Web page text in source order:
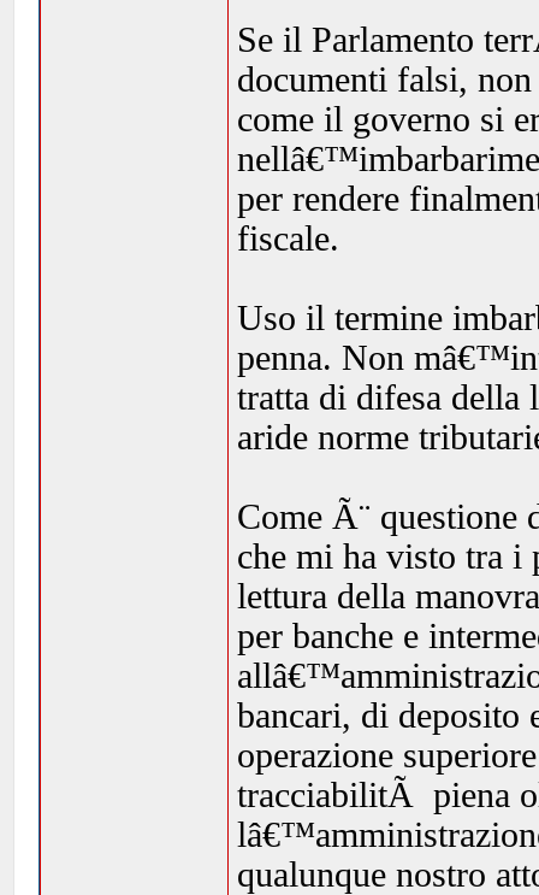
Se il Parlamento
documenti falsi,
come il governo si
per rendere
fiscale.
Uso il termine
penna. Non
tratta di difesa
aride norme
Come Ã¨
che mi ha visto tra i
lettura della
per banche e
bancari, di deposito
operazione
tracciabilitÃ piena
qualunque nostro